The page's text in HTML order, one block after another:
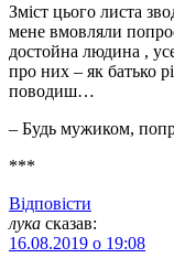
Зміст цього листа
мене вмовляли
достойна людина ,
про них – як батько
поводиш…
– Будь мужиком,
***
Відповіcти
лука сказав:
16.08.2019 о 19:08